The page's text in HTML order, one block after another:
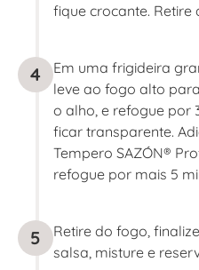
fique crocante. Retire
4
Em uma frigideira
leve ao fogo alto
o alho, e refogue por
ficar transparente.
Tempero SAZÓN®
refogue por mais 5
5
Retire do fogo,
salsa, misture e